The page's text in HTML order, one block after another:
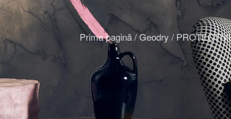
Prima pagină/Geodry / PROTECTIVI